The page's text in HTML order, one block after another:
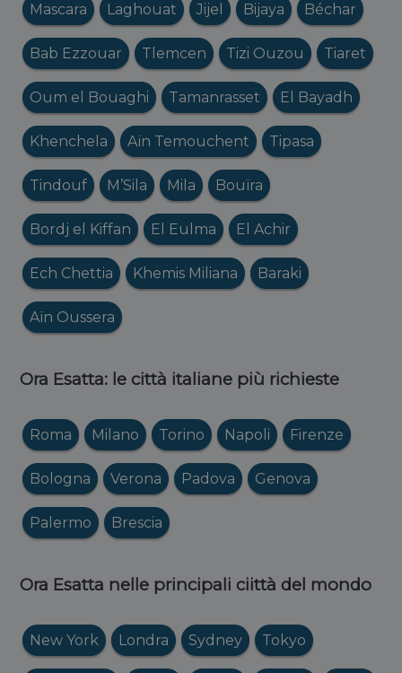
Mascara Laghouat Jijel Bijaya Béchar
Bab Ezzouar Tlemcen Tizi Ouzou Tiaret
Oum el Bouaghi Tamanrasset El Bayadh
Khenchela Aïn Temouchent Tipasa
Tindouf M’Sila Mila Bouïra
Bordj el Kiffan El Eulma El Achir
Ech Chettia Khemis Miliana Baraki
Aïn Oussera
Ora Esatta: le città italiane più richieste
Roma Milano Torino Napoli Firenze
Bologna Verona Padova Genova
Palermo Brescia
Ora Esatta nelle principali ciittà del mondo
New York Londra Sydney Tokyo